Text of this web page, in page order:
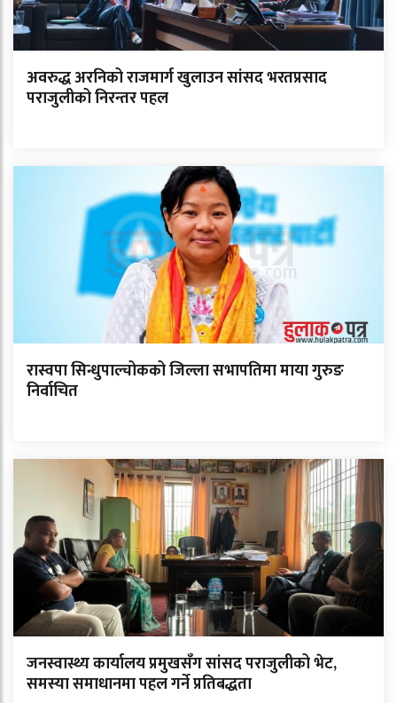
अवरुद्ध अरनिको राजमार्ग खुलाउन सांसद भरतप्रसाद
पराजुलीको निरन्तर पहल
रास्वपा सिन्धुपाल्चोकको जिल्ला सभापतिमा माया गुरुङ
निर्वाचित
जनस्वास्थ्य कार्यालय प्रमुखसँग सांसद पराजुलीको भेट,
समस्या समाधानमा पहल गर्ने प्रतिबद्धता